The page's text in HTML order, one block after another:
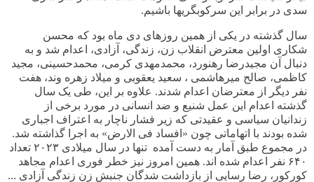
سدی در برابر این سرکوبگریها باشیم.
سال گذشته در یکی از همین روزهای دی ماه بود که محسن
شکاری اولین معترض انقلاب زن، زندگی، آزادی، اعدام شد و به
دنبال آن مجیدرضا رهنورد، محمدمهدی کرمی، محمدحسینی، مجید
کاظمی، صالح میرهاشمی ، سعید یعقوبی و میلاد زهره وند، هفت
نفر دیگر از معترضان اعدام شدند. علاوه بر این، طی یک سال
گذشته اعدام این عمل شنیع و ضد انسانی در مورد برخی از
زندانیان سیاسی و عقیدتی که زیر فشار ناچار به اعتراف اجباری
شده بودند با اتهاماتی چون «افساد فی الارض» به اجرا گذاشته شد.
در مجموع طبق آمار به دست آمده تنها در سال میلادی ۲۰۲۳ تعداد
۶۴۰ نفر اعدام شده اند. همین امروز نیز خطر فوری اعدام مجاهد
کورکور، رضا رسایی از بازداشت شدگان جنبش زن زندگی آزادی ...